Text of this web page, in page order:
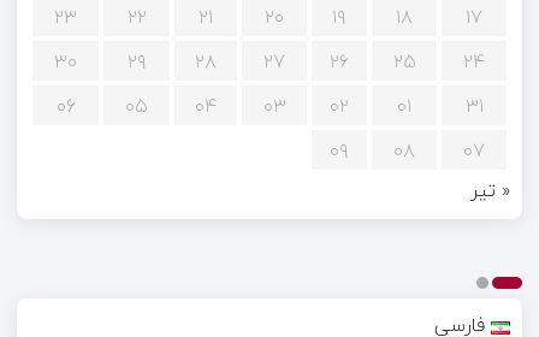
۱۷
۱۸ ۱۹ ۲۰ ۲۱ ۲۲
۲۳
۲۴
۲۵ ۲۶ ۲۷ ۲۸ ۲۹
۳۰
۳۱
۰۱ ۰۲ ۰۳ ۰۴ ۰۵
۰۶
۰۷
۰۸
۰۹
« تیر
فارسی